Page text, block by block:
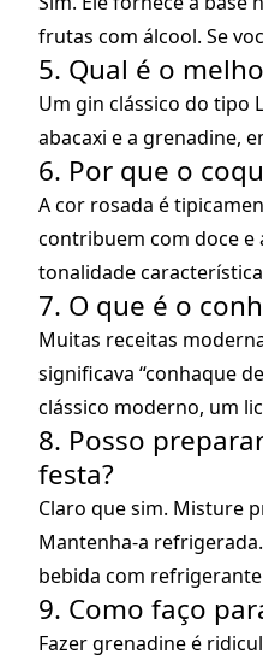
frutas com álcool. Se
5. Qual é o
Um gin clássico do tipo
abacaxi e a grenadine,
6. Por que o
A cor rosada é
contribuem com doce e
tonalidade
7. O que é o
Muitas receitas
significava “conhaque
clássico moderno, um
8. Posso
festa?
Claro que sim. Misture
Mantenha-a
bebida com
9. Como faço
Fazer grenadine é